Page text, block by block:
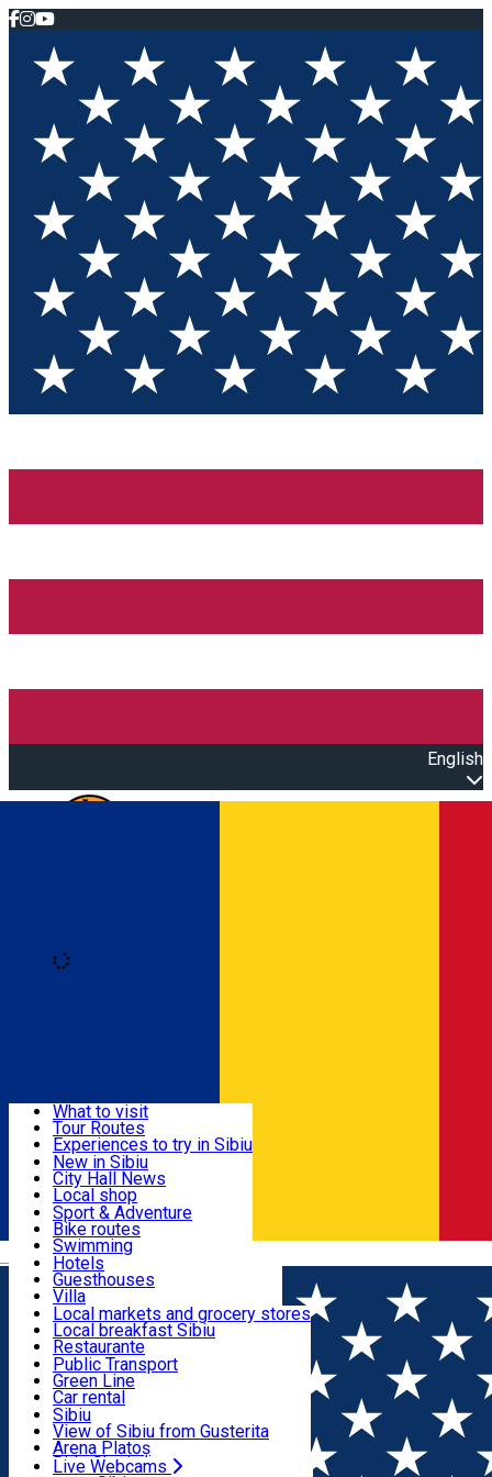
English
Română
Useful info
Activities & Adventure
Accommodation
Food, Drinks & Nightlife
Transport & Parking
Live Webcams
What to visit
Tour Routes
Experiences to try in Sibiu
Podcast
Culture
Museums
Churches
Parks, Zoo
County of Sibiu
New in Sibiu
City Hall News
Local shop
Sibiu artisans
Sibiul Verde
Public services
Education
How do I get to Sibiu
Tourist Info
Tour Guides
Guided tours
Publicații locale
Beauty salons
Sport & Adventure
Bike routes
Swimming
Riding
Indoor activities
Loc de joacă indoor
Loc de joacă outdoor
Ski
Ice skating
Yoga
Hotels
Guesthouses
Villa
Hostels
Motel
Camping
Renting rooms
Rooms for rent
Accommodation outside Sibiu
Local markets and grocery stores
Local breakfast Sibiu
Restaurante
Pizza
Fast Food
Coffee
Sweets
Pub, Bar
Night clubs
Bakeries
Public Transport
Green Line
Car rental
Rent a bike
Scooter rentals
Taxi
Ride Sharing
Sibiu
View of Sibiu from Gusterita
Arena Platoș
Live Webcams